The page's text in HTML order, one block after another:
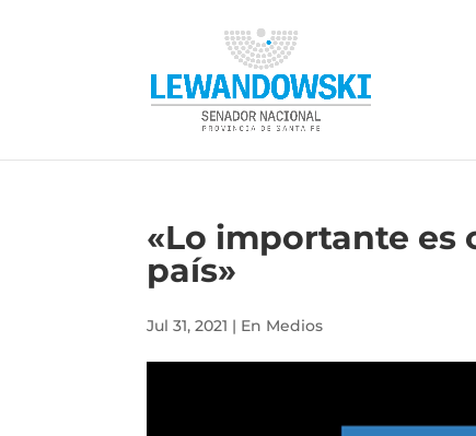
«Lo importante es
país»
Jul 31, 2021 | En Medios